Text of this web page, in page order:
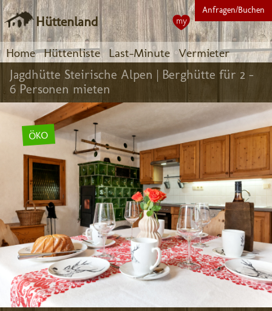
Hüttenland
Home Hüttenliste Last-Minute Vermieter
Anfragen/Buchen
my
Jagdhütte Steirische Alpen | Berghütte für 2 -
6 Personen mieten
ÖKO